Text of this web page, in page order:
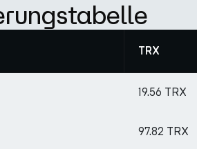
TRX
19.56 TRX
97.82 TRX